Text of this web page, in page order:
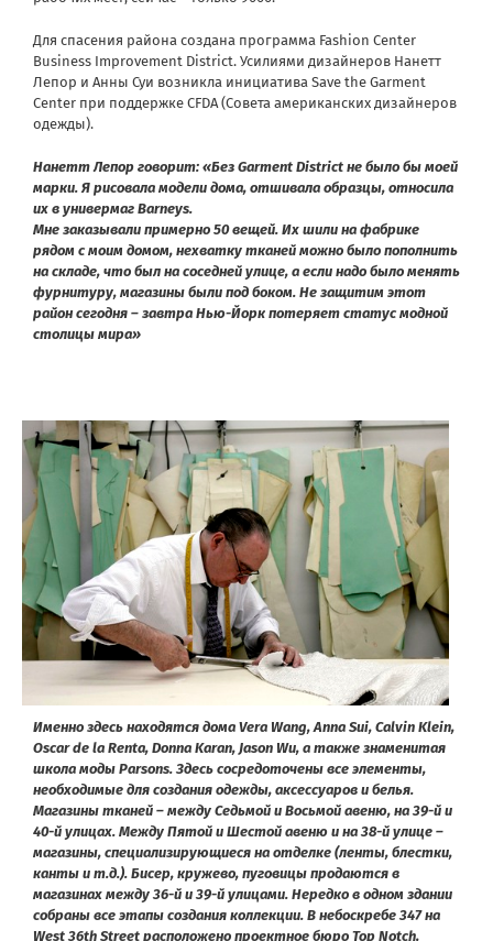
Для спасения района создана программа Fashion Center
Business Improvement District. Усилиями дизайнеров Нанетт
Лепор и Анны Суи возникла инициатива Save the Garment
Center при поддержке CFDA (Совета американских дизайнеров
одежды).
Нанетт Лепор говорит: «Без Garment District не было бы моей
марки. Я рисовала модели дома, отшивала образцы, относила
их в универмаг Barneys.
Мне заказывали примерно 50 вещей. Их шили на фабрике
рядом с моим домом, нехватку тканей можно было пополнить
на складе, что был на соседней улице, а если надо было менять
фурнитуру, магазины были под боком. Не защитим этот
район сегодня – завтра Нью-Йорк потеряет статус модной
столицы мира»
Именно здесь находятся дома Vera Wang, Anna Sui, Calvin Klein,
Oscar de la Renta, Donna Karan, Jason Wu, а также знаменитая
школа моды Parsons. Здесь сосредоточены все элементы,
необходимые для создания одежды, аксессуаров и белья.
Магазины тканей – между Седьмой и Восьмой авеню, на 39-й и
40-й улицах. Между Пятой и Шестой авеню и на 38-й улице –
магазины, специализирующиеся на отделке (ленты, блестки,
канты и т.д.). Бисер, кружево, пуговицы продаются в
магазинах между 36-й и 39-й улицами. Нередко в одном здании
собраны все этапы создания коллекции. В небоскребе 347 на
West 36th Street расположено проектное бюро Top Notch,